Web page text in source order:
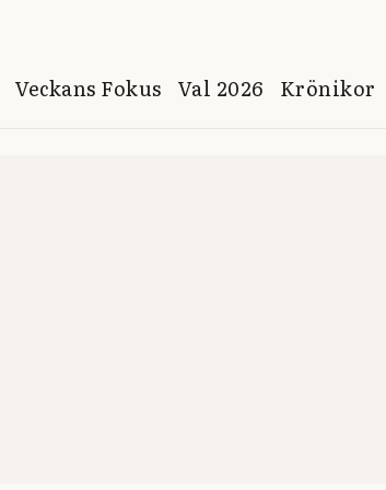
Veckans Fokus Val 2026 Krönikor